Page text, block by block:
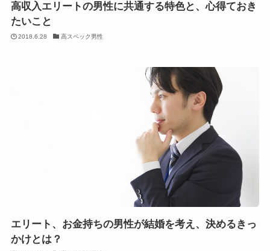
高収入エリートの男性に共通する特色と、心得ておき
たいこと
2018.6.28 高スペック男性
エリート、お金持ちの男性が結婚を考え、決めるきっ
かけとは？